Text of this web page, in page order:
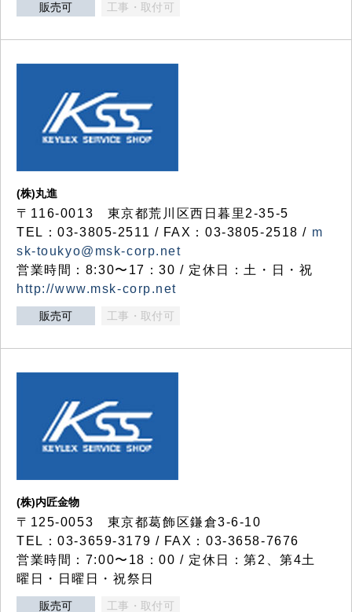
販売可 工事・取付可
(株)丸進
〒116-0013 東京都荒川区西日暮里2-35-5
TEL：03-3805-2511 / FAX：03-3805-2518 / m
sk-toukyo@msk-corp.net
営業時間：8:30〜17：30 / 定休日：土・日・祝
http://www.msk-corp.net
販売可 工事・取付可
(株)内匠金物
〒125-0053 東京都葛飾区鎌倉3-6-10
TEL：03-3659-3179 / FAX：03-3658-7676
営業時間：7:00〜18：00 / 定休日：第2、第4土
曜日・日曜日・祝祭日
販売可 工事・取付可